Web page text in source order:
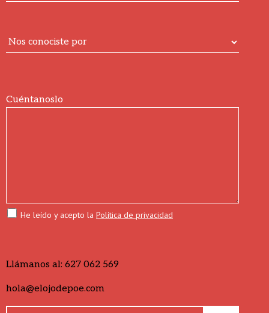
Cuéntanoslo
He leído y acepto la Política de privacidad
Llámanos al: 627 062 569
hola@elojodepoe.com